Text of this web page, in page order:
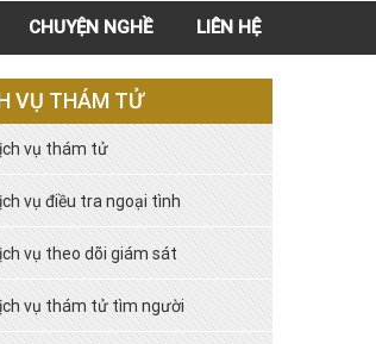
CHUYỆN NGHỀ LIÊN HỆ
VỤ THÁM TỬ
vụ thám tử
vụ điều tra ngoại tình
vụ theo dõi giám sát
vụ thám tử tìm người